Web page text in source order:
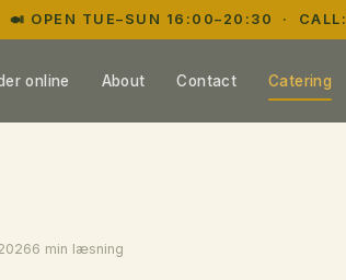
🍛 OPEN TUE–SUN 16:00–20:30 · CALL:
online About Contact Catering
6 min læsning